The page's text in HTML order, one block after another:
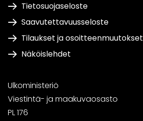
Tietosuojaseloste
Saavutettavuusseloste
Tilaukset ja osoitteenmuutokset
Näköislehdet
Ulkoministeriö
Viestintä- ja maakuvaosasto
PL 176